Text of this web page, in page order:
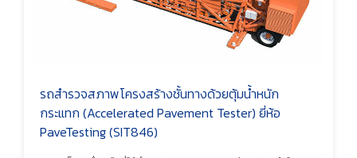
รถสำรวจสภาพโครงสร้างชั้นทางด้วยตุ้มน้ำหนัก
กระแทก (Accelerated Pavement Tester) ยี่ห้อ
PaveTesting (SIT846)